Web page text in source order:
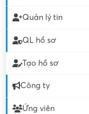
Quản lý tin
QL hồ sơ
Tạo hồ sơ
Công ty
Ứng viên